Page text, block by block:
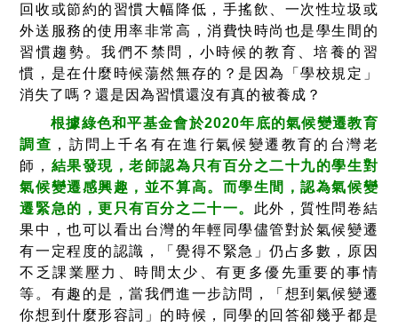
回收或節約的習慣大幅降低，手搖飲、一次性垃圾或
外送服務的使用率非常高，消費快時尚也是學生間的
習慣趨勢。我們不禁問，小時候的教育、培養的習
慣，是在什麼時候蕩然無存的？是因為「學校規定」
消失了嗎？還是因為習慣還沒有真的被養成？
根據綠色和平基金會於2020年底的氣候變遷教育
調查 ，訪問上千名有在進行氣候變遷教育的台灣老
師， 結果發現，老師認為只有百分之二十九的學生對
氣候變遷感興趣，並不算高。而學生間，認為氣候變
遷緊急的，更只有百分之二十一。 此外，質性問卷結
果中，也可以看出台灣的年輕同學儘管對於氣候變遷
有一定程度的認識，「覺得不緊急」仍占多數，原因
不乏課業壓力、時間太少、有更多優先重要的事情
等。有趣的是，當我們進一步訪問，「想到氣候變遷
你想到什麼形容詞」的時候，同學的回答卻幾乎都是